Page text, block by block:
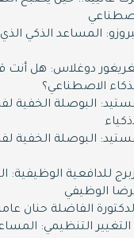
المساعد الذكي
البوصلة الخفية
البوصلة الخفية
للدافعية الوظيفية:
الوظيفي
الفاضلة حنان
التغيير التنظيمي: